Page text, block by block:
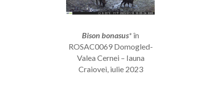
Bison bonasus*în
ROSAC0069 Domogled-
Valea Cernei – Iauna
Craiovei, iulie 2023